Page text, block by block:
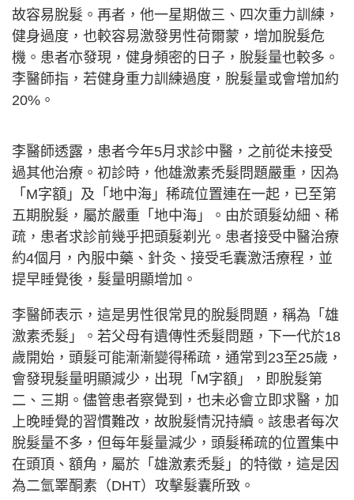
故容易脫髮。再者，他一星期做三、四次重力訓練，
健身過度，也較容易激發男性荷爾蒙，增加脫髮危
機。患者亦發現，健身頻密的日子，脫髮量也較多。
李醫師指，若健身重力訓練過度，脫髮量或會增加約
20%。
李醫師透露，患者今年5月求診中醫，之前從未接受
過其他治療。初診時，他雄激素禿髮問題嚴重，因為
「M字額」及「地中海」稀疏位置連在一起，已至第
五期脫髮，屬於嚴重「地中海」。由於頭髮幼細、稀
疏，患者求診前幾乎把頭髮剃光。患者接受中醫治療
約4個月，內服中藥、針灸、接受毛囊激活療程，並
提早睡覺後，髮量明顯增加。
李醫師表示，這是男性很常見的脫髮問題，稱為「雄
激素禿髮」。若父母有遺傳性禿髮問題，下一代於18
歲開始，頭髮可能漸漸變得稀疏，通常到23至25歲，
會發現髮量明顯減少，出現「M字額」，即脫髮第
二、三期。儘管患者察覺到，也未必會立即求醫，加
上晚睡覺的習慣難改，故脫髮情況持續。該患者每次
脫髮量不多，但每年髮量減少，頭髮稀疏的位置集中
在頭頂、額角，屬於「雄激素禿髮」的特徵，這是因
為二氫睪酮素（DHT）攻擊髮囊所致。